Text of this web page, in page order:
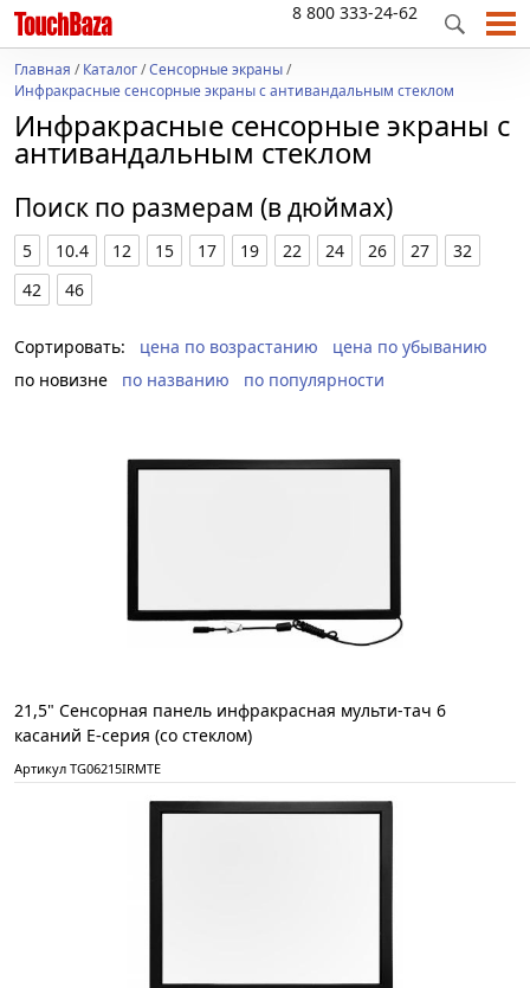
8 800 333-24-62
Главная /Каталог/Сенсорные экраны/
Инфракрасные сенсорные экраны с антивандальным стеклом
Инфракрасные сенсорные экраны с
антивандальным стеклом
Поиск по размерам (в дюймах)
5 10.4 12 15 17 19 22 24 26 27
32
42
46
Сортировать: цена по возрастанию
цена по убыванию
по новизне
по названию по популярности
21,5" Сенсорная панель инфракрасная мульти-тач 6
касаний E-серия (со стеклом)
Артикул TG06215IRMTE